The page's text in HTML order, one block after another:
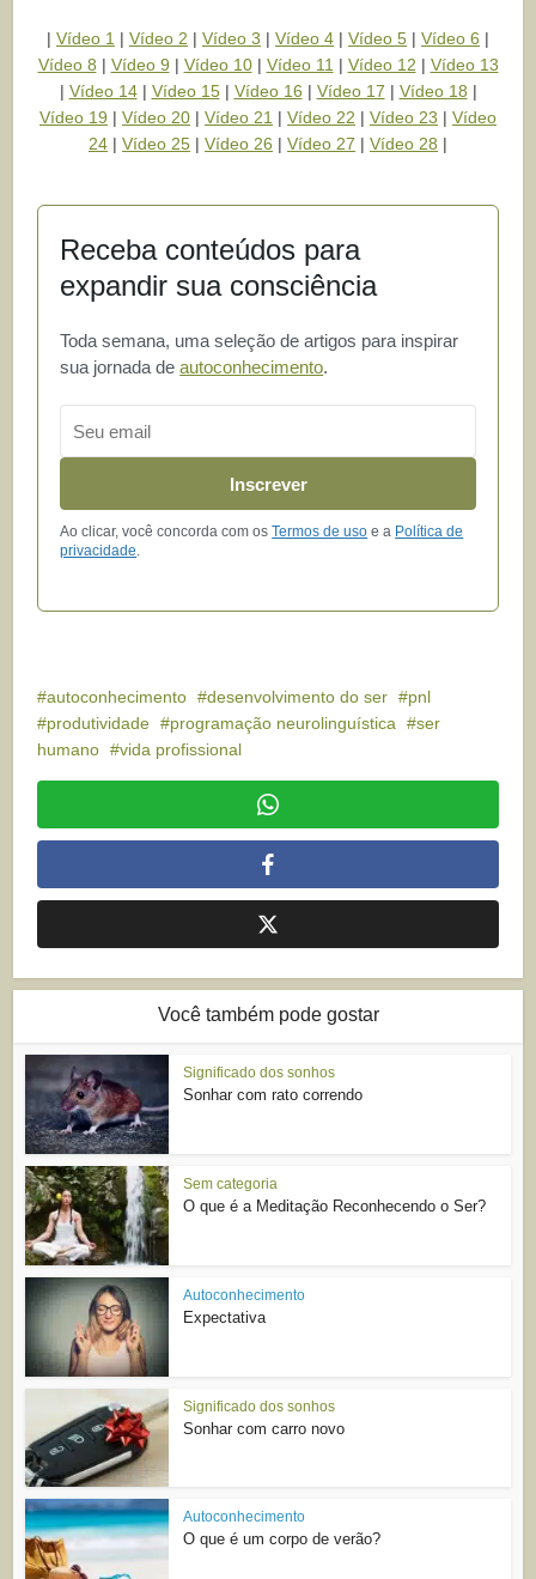
| Vídeo 1 | Vídeo 2 | Vídeo 3 | Vídeo 4 | Vídeo 5 | Vídeo 6 |
Vídeo 8 | Vídeo 9 | Vídeo 10| Vídeo 11 | Vídeo 12 | Vídeo 13
| Vídeo 14| Vídeo 15| Vídeo 16 | Vídeo 17 | Vídeo 18 |
Vídeo 19 | Vídeo 20 | Vídeo 21 | Vídeo 22 | Vídeo 23 | Vídeo
24 | Vídeo 25 | Vídeo 26 | Vídeo 27 | Vídeo 28 |
Receba conteúdos para
expandir sua consciência
Toda semana, uma seleção de artigos para inspirar
sua jornada deautoconhecimento.
Inscrever
Ao clicar, você concorda com osTermos de uso e a Política de
privacidade.
autoconhecimento desenvolvimento do ser
pnl
produtividade
programação neurolinguística
ser
humano
vida profissional
Você também pode gostar
Significado dos sonhos
Sonhar com rato correndo
Sem categoria
O que é a Meditação Reconhecendo o Ser?
Autoconhecimento
Expectativa
Significado dos sonhos
Sonhar com carro novo
Autoconhecimento
O que é um corpo de verão?